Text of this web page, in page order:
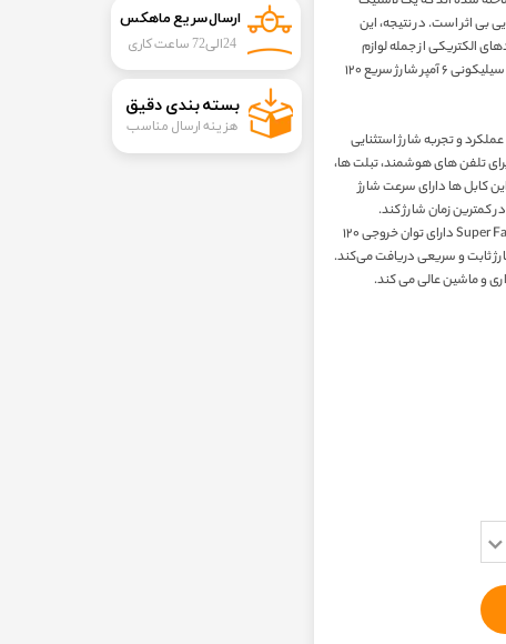
بی اثر است. در نتیجه، این
الکتریکی از جمله لوازم
خانگی، وسایل روشنایی، و دستگاه‌های شارژ مانند کابل‌های سیلیکونی ۶ آمپر شارژ سریع ۱۲۰
سریع برای ارائه عملکرد و تجربه شارژ استثنایی
تلفن های هوشمند، تبلت ها،
کابل ها دارای سرعت شارژ
علاوه بر این، کابل‌های سیلیکونی ۱۲۰ وات ۶ آمپری Super Fast Charge دارای توان خروجی ۱۲۰
ثابت و سریعی دریافت می‌کند.
و ماشین عالی می کند.
ارسال سریع ماهکس
24الی72 ساعت کاری
​بسته بندی دقیق​​​​​​​
هزینه ارسال مناسب